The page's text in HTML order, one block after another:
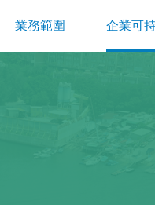
業務範圍 企業可